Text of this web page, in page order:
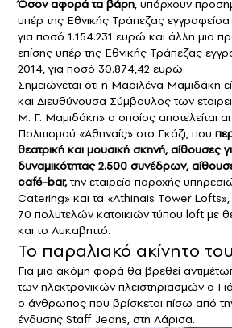
Όσον αφορά τα βάρη, υπάρχουν
υπέρ της Εθνικής Τράπεζας
για ποσό 1.154.231 ευρώ και άλλη μια
επίσης υπέρ της Εθνικής Τράπεζας
2014, για ποσό 30.874,42 ευρώ.
Σημειώνεται ότι η Μαριλένα Μαμιδάκη
και Διευθύνουσα Σύμβουλος των
Μ. Γ. Μαμιδάκη» ο οποίος αποτελείται
Πολιτισμού «Αθηναίς» στο Γκάζι, που
θεατρική και μουσική σκηνή, αίθουσες
δυναμικότητας 2.500 συνέδρων,
café-bar,την εταιρεία παροχής
Catering» και τα «Athinais Tower
70 πολυτελών κατοικιών τύπου loft με
και το Λυκαβηττό.
Το παραλιακό ακίνητο
Για μια ακόμη φορά θα βρεθεί
των ηλεκτρονικών πλειστηριασμών ο
ο άνθρωπος που βρίσκεται πίσω από την
ένδυσης Staff Jeans, στη Λάρισα.